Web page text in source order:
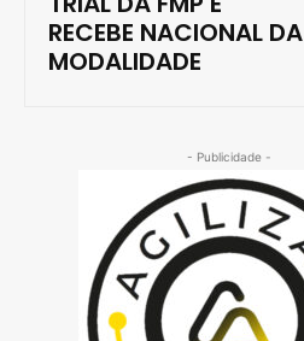
RECEBE NACIONAL DA
MODALIDADE
- Publicidade -